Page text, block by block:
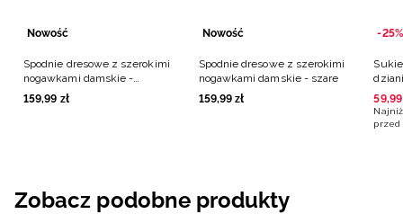
Nowość
Spodnie dresowe z szerokimi
nogawkami damskie -
granatowe
159,99 zł
Nowość
Spodnie dresowe z szerokimi
nogawkami damskie - szare
159,99 zł
-25%
59,99
przed
Zobacz podobne produkty